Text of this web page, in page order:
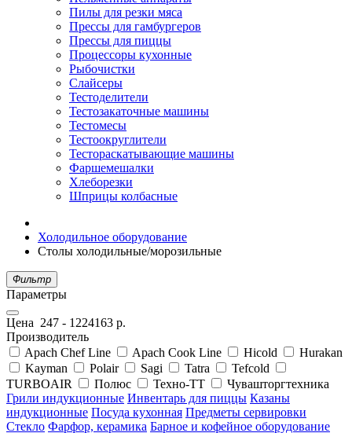
Пилы для резки мяса
Прессы для гамбургеров
Прессы для пиццы
Процессоры кухонные
Рыбочистки
Слайсеры
Тестоделители
Тестозакаточные машины
Тестомесы
Тестоокруглители
Тестораскатывающие машины
Фаршемешалки
Хлеборезки
Шприцы колбасные
Холодильное оборудование
Столы холодильные/морозильные
Фильтр
Параметры
Цена 247 - 1224163 р.
Производитель
Apach Chef Line
Apach Cook Line Hicold
Hurakan
Kayman
Polair Sagi Tatra
Tefcold
TURBOAIR
Полюс Техно-ТТ
Чувашторгтехника
Грили индукционные Инвентарь для пиццы Казаны
индукционные Посуда кухонная Предметы сервировки
Стекло Фарфор, керамика Барное и кофейное оборудование